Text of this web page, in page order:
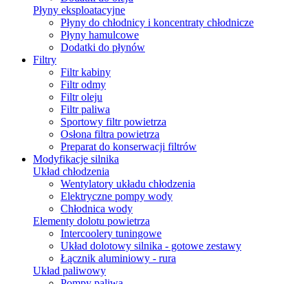
Płyny eksploatacyjne
Płyny do chłodnicy i koncentraty chłodnicze
Płyny hamulcowe
Dodatki do płynów
Filtry
Filtr kabiny
Filtr odmy
Filtr oleju
Filtr paliwa
Sportowy filtr powietrza
Osłona filtra powietrza
Preparat do konserwacji filtrów
Modyfikacje silnika
Układ chłodzenia
Wentylatory układu chłodzenia
Elektryczne pompy wody
Chłodnica wody
Elementy dolotu powietrza
Intercoolery tuningowe
Układ dolotowy silnika - gotowe zestawy
Łącznik aluminiowy - rura
Układ paliwowy